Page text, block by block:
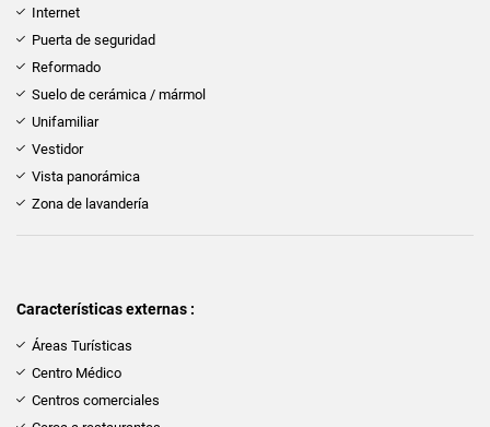
Internet
Puerta de seguridad
Reformado
Suelo de cerámica / mármol
Unifamiliar
Vestidor
Vista panorámica
Zona de lavandería
Características externas :
Áreas Turísticas
Centro Médico
Centros comerciales